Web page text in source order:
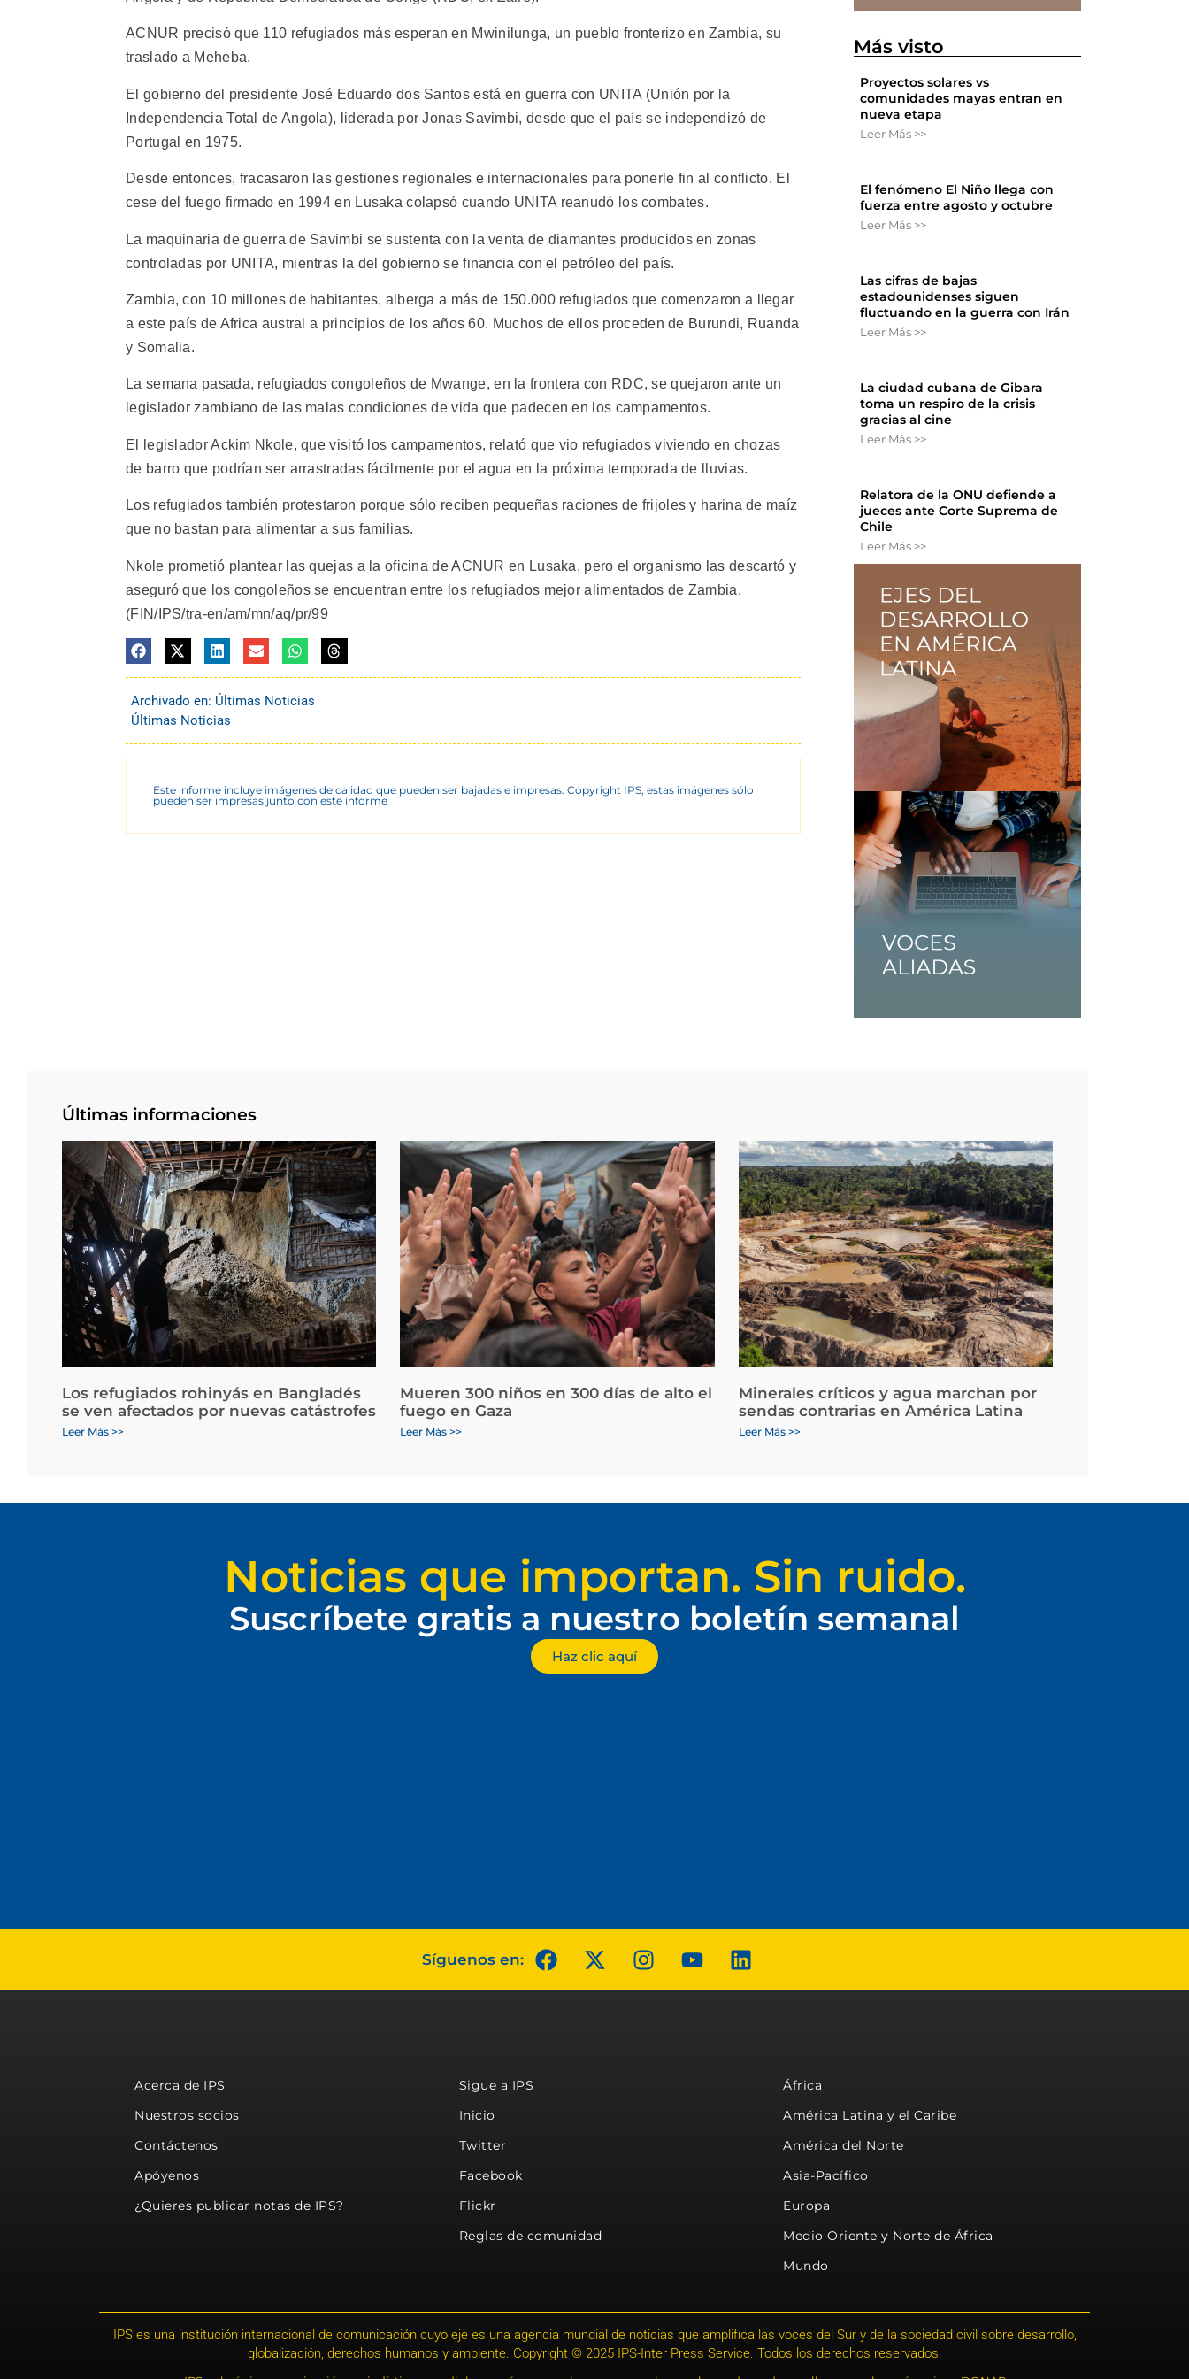
ACNUR precisó que 110 refugiados más esperan en Mwinilunga, un pueblo fronterizo en Zambia, su
traslado a Meheba.
El gobierno del presidente José Eduardo dos Santos está en guerra con UNITA (Unión por la
Independencia Total de Angola), liderada por Jonas Savimbi, desde que el país se independizó de
Portugal en 1975.
Desde entonces, fracasaron las gestiones regionales e internacionales para ponerle fin al conflicto. El
cese del fuego firmado en 1994 en Lusaka colapsó cuando UNITA reanudó los combates.
La maquinaria de guerra de Savimbi se sustenta con la venta de diamantes producidos en zonas
controladas por UNITA, mientras la del gobierno se financia con el petróleo del país.
Zambia, con 10 millones de habitantes, alberga a más de 150.000 refugiados que comenzaron a llegar
a este país de Africa austral a principios de los años 60. Muchos de ellos proceden de Burundi, Ruanda
y Somalia.
La semana pasada, refugiados congoleños de Mwange, en la frontera con RDC, se quejaron ante un
legislador zambiano de las malas condiciones de vida que padecen en los campamentos.
El legislador Ackim Nkole, que visitó los campamentos, relató que vio refugiados viviendo en chozas
de barro que podrían ser arrastradas fácilmente por el agua en la próxima temporada de lluvias.
Los refugiados también protestaron porque sólo reciben pequeñas raciones de frijoles y harina de maíz
que no bastan para alimentar a sus familias.
Nkole prometió plantear las quejas a la oficina de ACNUR en Lusaka, pero el organismo las descartó y
aseguró que los congoleños se encuentran entre los refugiados mejor alimentados de Zambia.
(FIN/IPS/tra-en/am/mn/aq/pr/99
Archivado en: Últimas Noticias
Últimas Noticias
Este informe incluye imágenes de calidad que pueden ser bajadas e impresas. Copyright IPS, estas imágenes sólo
pueden ser impresas junto con este informe
Más visto
Proyectos solares vs
comunidades mayas entran en
nueva etapa
Leer Más >>
El fenómeno El Niño llega con
fuerza entre agosto y octubre
Leer Más >>
Las cifras de bajas
estadounidenses siguen
fluctuando en la guerra con Irán
Leer Más >>
La ciudad cubana de Gibara
toma un respiro de la crisis
gracias al cine
Leer Más >>
Relatora de la ONU defiende a
jueces ante Corte Suprema de
Chile
Leer Más >>
Últimas informaciones
Los refugiados rohinyás en Bangladés
se ven afectados por nuevas catástrofes
Leer Más >>
Mueren 300 niños en 300 días de alto el
fuego en Gaza
Leer Más >>
Minerales críticos y agua marchan por
sendas contrarias en América Latina
Leer Más >>
Noticias que importan. Sin ruido.
Suscríbete gratis a nuestro boletín semanal
Haz clic aquí
Síguenos en:
Acerca de IPS
Nuestros socios
Contáctenos
Apóyenos
¿Quieres publicar notas de IPS?
Sigue a IPS
Inicio
Twitter
Facebook
Flickr
Reglas de comunidad
África
América Latina y el Caribe
América del Norte
Asia-Pacífico
Europa
Medio Oriente y Norte de África
Mundo
IPS es una institución internacional de comunicación cuyo eje es una agencia mundial de noticias que amplifica las voces del Sur y de la sociedad civil sobre desarrollo,
globalización, derechos humanos y ambiente. Copyright © 2025 IPS-Inter Press Service. Todos los derechos reservados.